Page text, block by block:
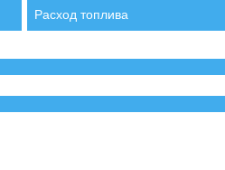
Расход топлива